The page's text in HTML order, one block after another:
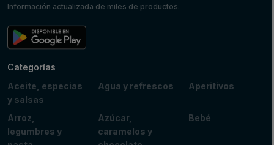
Información actualizada de miles de productos.
Categorías
Aceite, especias
y salsas
Agua y refrescos Aperitivos
Arroz,
legumbres y
Azúcar,
caramelos y
Bebé